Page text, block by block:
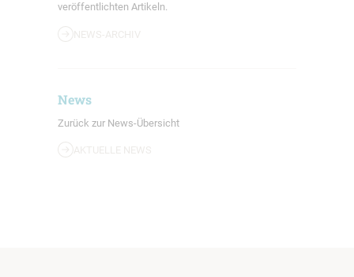
veröffentlichten Artikeln.
NEWS-ARCHIV
News
Zurück zur News-Übersicht
AKTUELLE NEWS